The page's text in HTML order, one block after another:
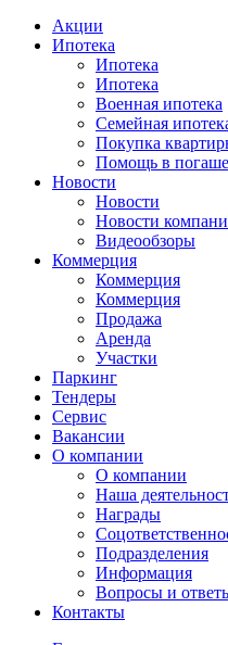
Акции
Ипотека
Ипотека
Ипотека
Военная ипотека
Семейная
Покупка
Помощь в
Новости
Новости
Новости
Видеообзоры
Коммерция
Коммерция
Коммерция
Продажа
Аренда
Участки
Паркинг
Тендеры
Сервис
Вакансии
О компании
О компании
Наша
Награды
Подразделения
Информация
Вопросы и
Контакты